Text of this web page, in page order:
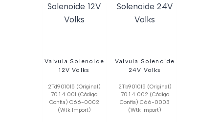
Valvula Solenoide
12V Volks
2Td901015 (Original)
70.1.4.001 (Código
Confia) C66-0002
(Wtk Import)
Valvula Solenoide
24V Volks
2Tb901015 (Original)
70.1.4.002 (Código
Confia) C66-0003
(Wtk Import)